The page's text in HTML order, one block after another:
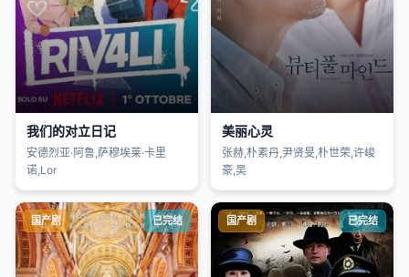
我们的对立日记
安德烈亚·阿鲁,萨穆埃莱·卡里
诺,Lor
美丽心灵
张赫,朴素丹,尹贤旻,朴世荣,许峻
豪,吴
国产剧 已完结 国产剧 已完结